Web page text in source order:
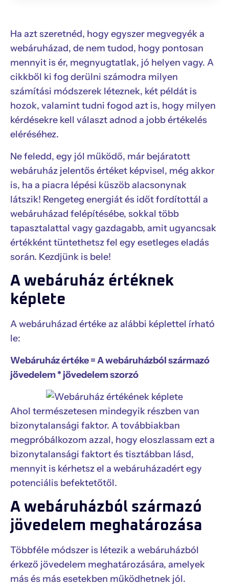
Ha azt szeretnéd, hogy egyszer megvegyék a
webáruházad, de nem tudod, hogy pontosan
mennyit is ér, megnyugtatlak, jó helyen vagy. A
cikkből ki fog derülni számodra milyen
számítási módszerek léteznek, két példát is
hozok, valamint tudni fogod azt is, hogy milyen
kérdésekre kell választ adnod a jobb értékelés
eléréséhez.
Ne feledd, egy jól működő, már bejáratott
webáruház jelentős értéket képvisel, még akkor
is, ha a piacra lépési küszöb alacsonynak
látszik! Rengeteg energiát és időt fordítottál a
webáruházad felépítésébe, sokkal több
tapasztalattal vagy gazdagabb, amit ugyancsak
értékként tüntethetsz fel egy esetleges eladás
során. Kezdjünk is bele!
A webáruház értéknek
képlete
A webáruházad értéke az alábbi képlettel írható
le:
Webáruház értéke = A webáruházból származó
jövedelem * jövedelem szorzó
Ahol természetesen mindegyik részben van
bizonytalansági faktor. A továbbiakban
megpróbálkozom azzal, hogy eloszlassam ezt a
bizonytalansági faktort és tisztábban lásd,
mennyit is kérhetsz el a webáruházadért egy
potenciális befektetőtől.
A webáruházból származó
jövedelem meghatározása
Többféle módszer is létezik a webáruházból
érkező jövedelem meghatározására, amelyek
más és más esetekben működhetnek jól.